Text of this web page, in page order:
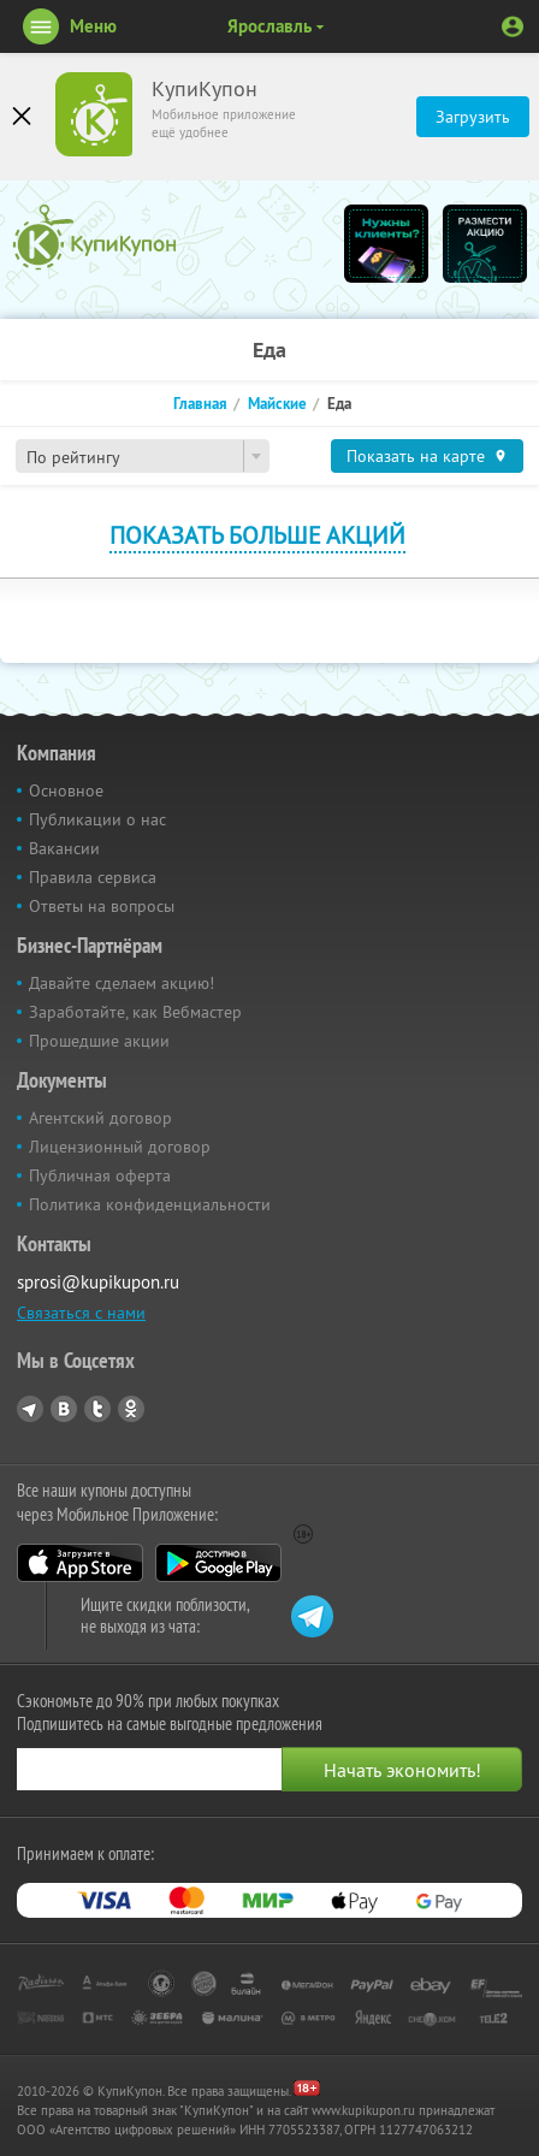
КупиКупон
Мобильное приложение
ещё удобнее
Загрузить
Меню Ярославль
Еда
По рейтингу
Главная Майские Еда
Показать на карте
ПОКАЗАТЬ БОЛЬШЕ АКЦИЙ
Компания
Основное
Публикации о нас
Вакансии
Правила сервиса
Ответы на вопросы
Бизнес-Партнёрам
Давайте сделаем акцию!
Заработайте, как Вебмастер
Прошедшие акции
Документы
Агентский договор
Лицензионный договор
Публичная оферта
Политика конфиденциальности
Контакты
sprosi@kupikupon.ru
Связаться с нами
Мы в Соцсетях
Все наши купоны доступны
через Мобильное Приложение:
Ищите скидки поблизости,
не выходя из чата:
Сэкономьте до 90% при любых покупках
Подпишитесь на самые выгодные предложения
Принимаем к оплате:
2010-2026 © КупиКупон. Все права защищены.
Все права на товарный знак "КупиКупон" и на сайт www.kupikupon.ru принадлежат
OOO «Агентство цифровых решений» ИНН 7705523387, ОГРН 1127747063212